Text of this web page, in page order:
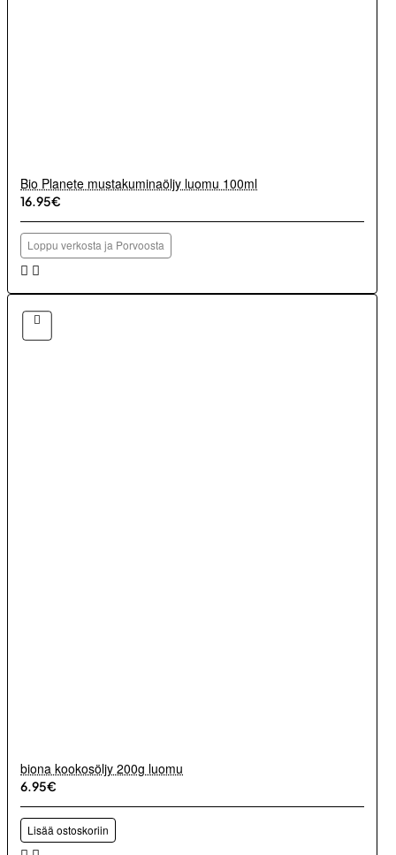
Bio Planete mustakuminaöljy luomu 100ml
16.95€
Loppu verkosta ja Porvoosta
biona kookosöljy 200g luomu
6.95€
Lisää ostoskoriin